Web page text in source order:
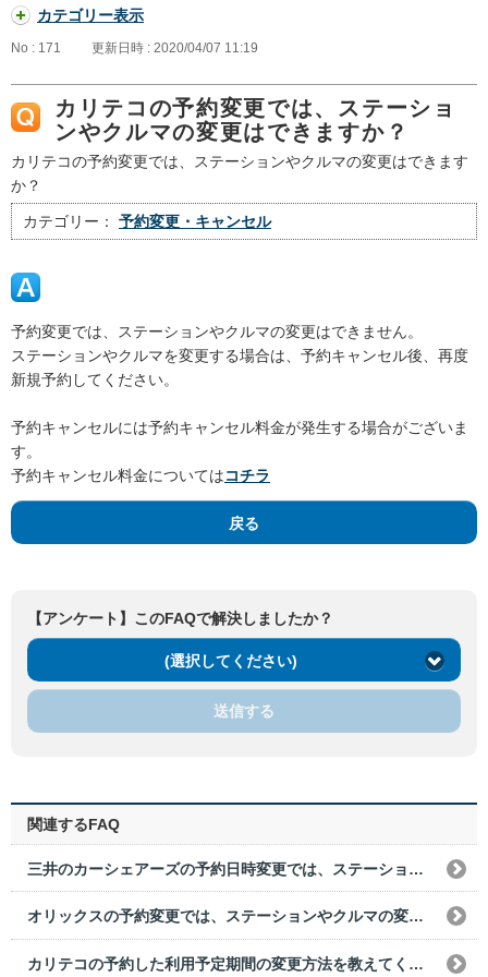
カテゴリー表示
No : 171 更新日時 : 2020/04/07 11:19
カリテコの予約変更では、ステーショ
ンやクルマの変更はできますか？
カリテコの予約変更では、ステーションやクルマの変更はできます
か？
カテゴリー： 予約変更・キャンセル
予約変更では、ステーションやクルマの変更はできません。
ステーションやクルマを変更する場合は、予約キャンセル後、再度
新規予約してください。
予約キャンセルには予約キャンセル料金が発生する場合がございま
す。
予約キャンセル料金についてはコチラ
戻る
【アンケート】このFAQで解決しましたか？
(選択してください)
送信する
関連するFAQ
三井のカーシェアーズの予約日時変更では、ステーションやクルマの変更はできますか？
オリックスの予約変更では、ステーションやクルマの変更はできますか？
カリテコの予約した利用予定期間の変更方法を教えてください。